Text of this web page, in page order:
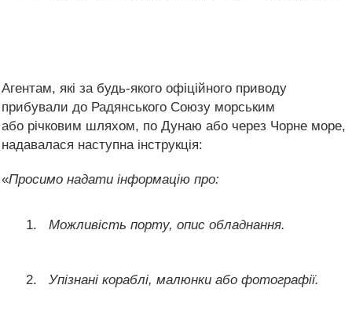
Агентам, які за будь-якого офіційного приводу
прибували до Радянського Союзу морським
або річковим шляхом, по Дунаю або через Чорне море,
надавалася наступна інструкція:
«Просимо надати інформацію про:
Можливість порту, опис обладнання.
Упізнані кораблі, малюнки або фотографії.